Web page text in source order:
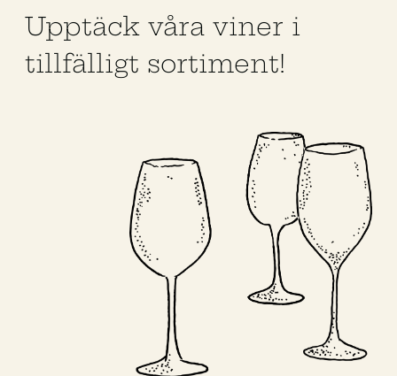
Upptäck våra viner i
tillfälligt sortiment!